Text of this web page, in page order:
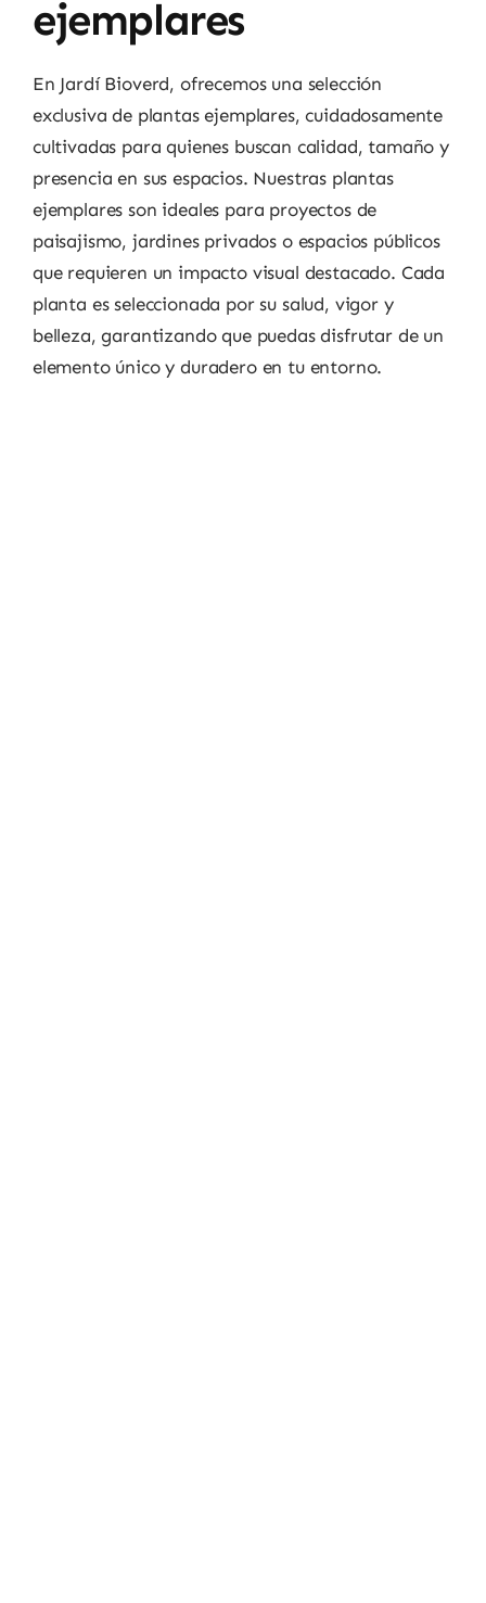
ejemplares
En Jardí Bioverd, ofrecemos una selección
exclusiva de plantas ejemplares, cuidadosamente
cultivadas para quienes buscan calidad, tamaño y
presencia en sus espacios. Nuestras plantas
ejemplares son ideales para proyectos de
paisajismo, jardines privados o espacios públicos
que requieren un impacto visual destacado. Cada
planta es seleccionada por su salud, vigor y
belleza, garantizando que puedas disfrutar de un
elemento único y duradero en tu entorno.